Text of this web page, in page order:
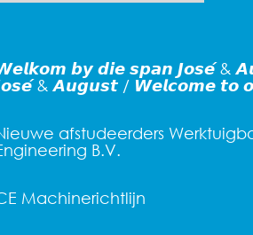
𝙗𝙮 𝙙𝙞𝙚 𝙨𝙥𝙖𝙣 𝙅𝙤𝙨𝙚́ &
& 𝘼𝙪𝙜𝙪𝙨𝙩 / 𝙒𝙚𝙡𝙘𝙤𝙢𝙚 𝙩𝙤
afstudeerders
B.V.
Machinerichtlijn